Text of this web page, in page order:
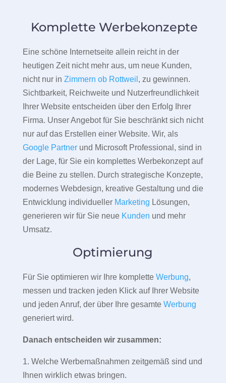
Komplette Werbekonzepte
Eine schöne Internetseite allein reicht in der
heutigen Zeit nicht mehr aus, um neue Kunden,
nicht nur in Zimmern ob Rottweil , zu gewinnen.
Sichtbarkeit, Reichweite und Nutzerfreundlichkeit
Ihrer Website entscheiden über den Erfolg Ihrer
Firma. Unser Angebot für Sie beschränkt sich nicht
nur auf das Erstellen einer Website. Wir, als
Google Partnerund Microsoft Professional, sind in
der Lage, für Sie ein komplettes Werbekonzept auf
die Beine zu stellen. Durch strategische Konzepte,
modernes Webdesign, kreative Gestaltung und die
Entwicklung individueller Marketing Lösungen,
generieren wir für Sie neue Kunden und mehr
Umsatz.
Optimierung
Für Sie optimieren wir Ihre komplette Werbung,
messen und tracken jeden Klick auf Ihrer Website
und jeden Anruf, der über Ihre gesamte Werbung
generiert wird.
Danach entscheiden wir zusammen:
1. Welche Werbemaßnahmen zeitgemäß sind und
Ihnen wirklich etwas bringen.